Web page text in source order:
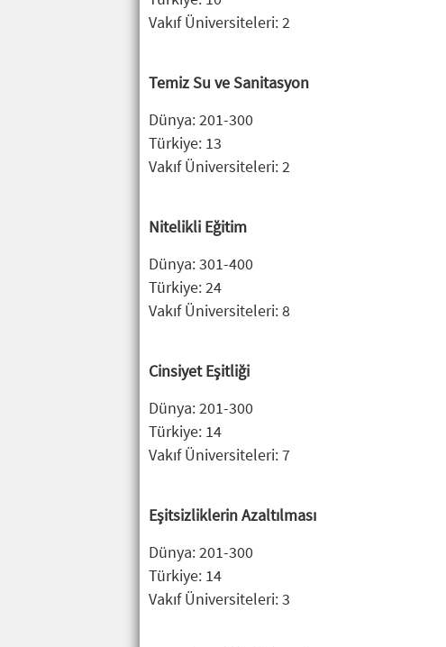
Vakıf Üniversiteleri: 2
Temiz Su ve Sanitasyon
Dünya: 201-300
Türkiye: 13
Vakıf Üniversiteleri: 2
Nitelikli Eğitim
Dünya: 301-400
Türkiye: 24
Vakıf Üniversiteleri: 8
Cinsiyet Eşitliği
Dünya: 201-300
Türkiye: 14
Vakıf Üniversiteleri: 7
Eşitsizliklerin Azaltılması
Dünya: 201-300
Türkiye: 14
Vakıf Üniversiteleri: 3